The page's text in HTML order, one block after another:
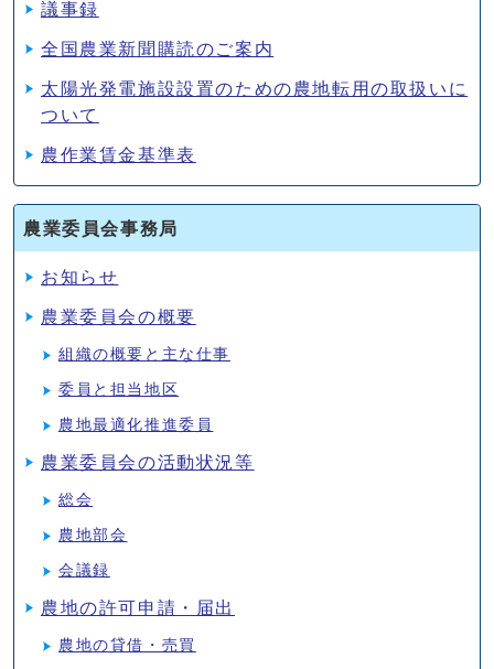
議事録
全国農業新聞購読のご案内
太陽光発電施設設置のための農地転用の取扱いに
ついて
農作業賃金基準表
農業委員会事務局
お知らせ
農業委員会の概要
組織の概要と主な仕事
委員と担当地区
農地最適化推進委員
農業委員会の活動状況等
総会
農地部会
会議録
農地の許可申請・届出
農地の貸借・売買